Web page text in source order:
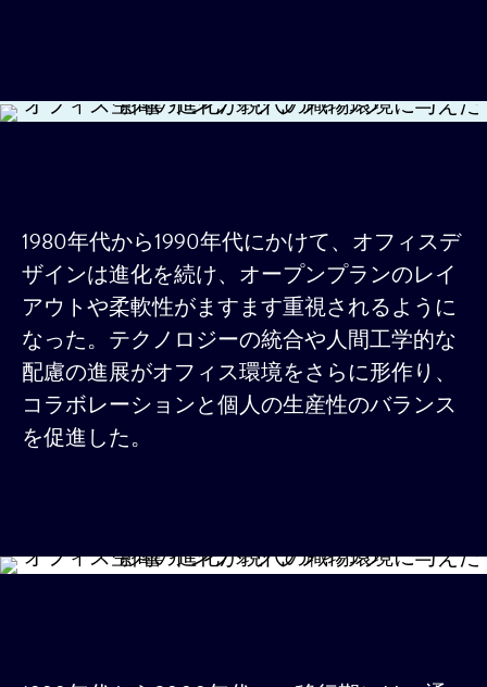
1980年代から1990年代にかけて、オフィスデ
ザインは進化を続け、オープンプランのレイ
アウトや柔軟性がますます重視されるように
なった。テクノロジーの統合や人間工学的な
配慮の進展がオフィス環境をさらに形作り、
コラボレーションと個人の生産性のバランス
を促進した。